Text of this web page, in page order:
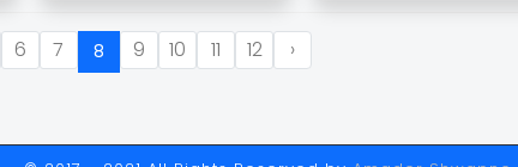
6 7 8 9 10 11 12 ›